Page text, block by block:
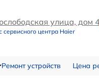
улица, дом 4
сервисного центра Haier
Ремонт устройств Цена